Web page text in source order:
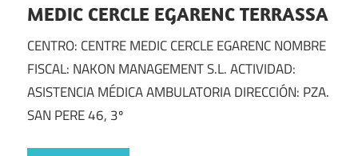
MEDIC CERCLE EGARENC TERRASSA
CENTRO: CENTRE MEDIC CERCLE EGARENC NOMBRE
FISCAL: NAKON MANAGEMENT S.L. ACTIVIDAD:
ASISTENCIA MÉDICA AMBULATORIA DIRECCIÓN: PZA.
SAN PERE 46, 3º